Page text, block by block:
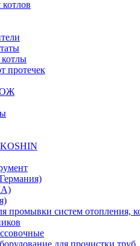
котлов
протечек
промывки систем отопления,
для прочистки труб